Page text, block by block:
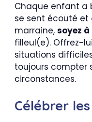
Chaque enfant a
se sent écouté et
marraine, soyez à
filleul(e). Offrez-
situations
toujours compter
circonstances.
Célébrer